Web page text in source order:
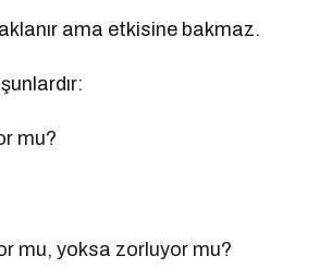
ama etkisine bakmaz.
mu?
mu, yoksa zorluyor mu?